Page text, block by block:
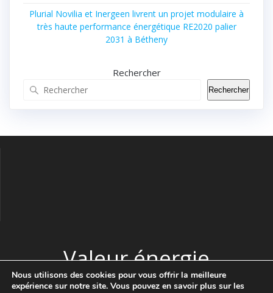
Plurial Novilia et Inergeen livrent un projet modulaire à
très haute performance énergétique RE2020 palier
2031 à Bétheny
Rechercher
Rechercher
Valeur énergie
© 2026 Valeur énergie. Construit avec WordPress et le thème
Nous utilisons des cookies pour vous offrir la meilleure
expérience sur notre site. Vous pouvez en savoir plus sur les